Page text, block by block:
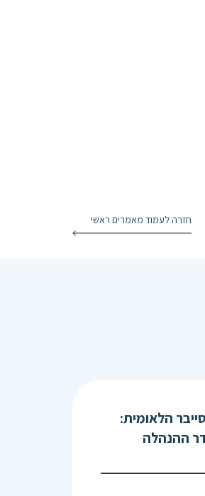
חזרה לעמוד מאמרים ראשי
הלאומית:
ההנהלה